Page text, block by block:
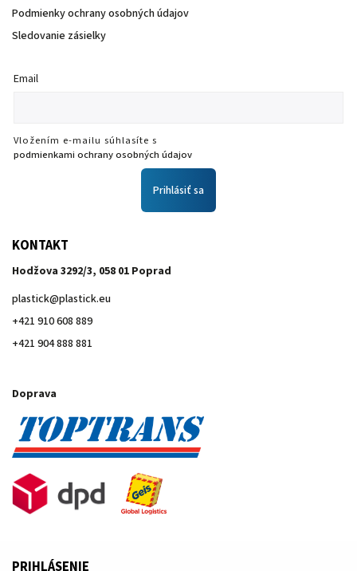
Podmienky ochrany osobných údajov
Sledovanie zásielky
Email
Vložením e-mailu súhlasíte s
podmienkami ochrany osobných údajov
Prihlásiť sa
KONTAKT
Hodžova 3292/3, 058 01 Poprad
plastick@plastick.eu
+421 910 608 889
+421 904 888 881
Doprava
PRIHLÁSENIE